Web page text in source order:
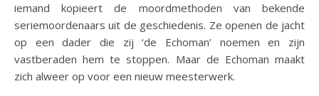
iemand kopieert de moordmethoden van bekende
seriemoordenaars uit de geschiedenis. Ze openen de jacht
op een dader die zij ‘de Echoman’ noemen en zijn
vastberaden hem te stoppen. Maar de Echoman maakt
zich alweer op voor een nieuw meesterwerk.